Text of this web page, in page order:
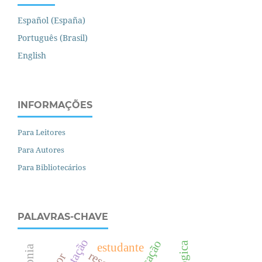
Español (España)
Português (Brasil)
English
INFORMAÇÕES
Para Leitores
Para Autores
Para Bibliotecários
PALAVRAS-CHAVE
estudante